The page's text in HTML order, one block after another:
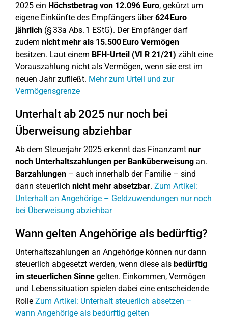
2025 ein Höchstbetrag von 12.096 Euro, gekürzt um
eigene Einkünfte des Empfängers über624 Euro
jährlich (§ 33a Abs. 1 EStG). Der Empfänger darf
zudem nicht mehr als 15.500 Euro Vermögen
besitzen. Laut einem BFH-Urteil (VI R 21/21) zählt eine
Vorauszahlung nicht als Vermögen, wenn sie erst im
neuen Jahr zufließt. Mehr zum Urteil und zur
Vermögensgrenze
Unterhalt ab 2025 nur noch bei
Überweisung abziehbar
Ab dem Steuerjahr 2025 erkennt das Finanzamt nur
noch Unterhaltszahlungen per Banküberweisung an.
Barzahlungen – auch innerhalb der Familie – sind
dann steuerlich nicht mehr absetzbar. Zum Artikel:
Unterhalt an Angehörige – Geldzuwendungen nur noch
bei Überweisung abziehbar
Wann gelten Angehörige als bedürftig?
Unterhaltszahlungen an Angehörige können nur dann
steuerlich abgesetzt werden, wenn diese als bedürftig
im steuerlichen Sinne gelten. Einkommen, Vermögen
und Lebenssituation spielen dabei eine entscheidende
Rolle Zum Artikel: Unterhalt steuerlich absetzen –
wann Angehörige als bedürftig gelten